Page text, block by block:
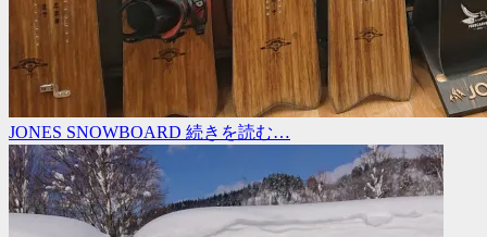
JONES SNOWBOARD 続きを読む…